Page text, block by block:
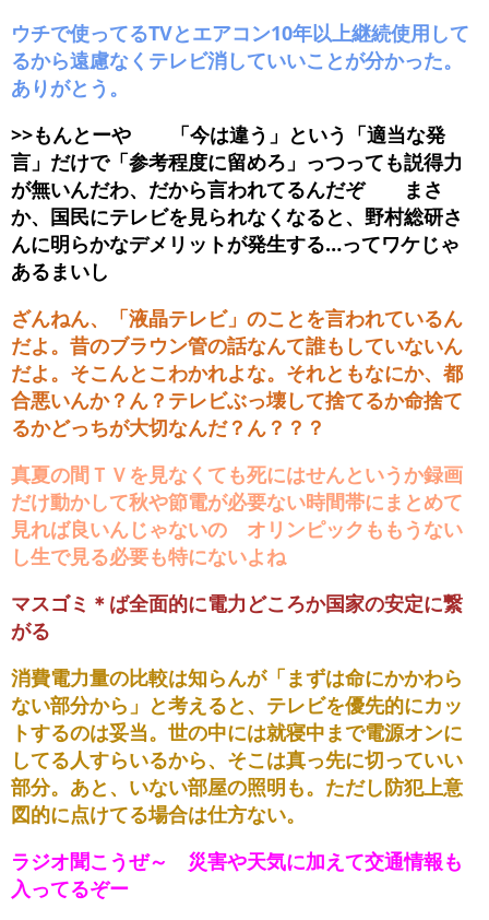
ウチで使ってるTVとエアコン10年以上継続使用して
るから遠慮なくテレビ消していいことが分かった。
ありがとう。
>>もんとーや 「今は違う」という「適当な発
言」だけで「参考程度に留めろ」っつっても説得力
が無いんだわ、だから言われてるんだぞ まさ
か、国民にテレビを見られなくなると、野村総研さ
んに明らかなデメリットが発生する…ってワケじゃ
あるまいし
ざんねん、「液晶テレビ」のことを言われているん
だよ。昔のブラウン管の話なんて誰もしていないん
だよ。そこんとこわかれよな。それともなにか、都
合悪いんか？ん？テレビぶっ壊して捨てるか命捨て
るかどっちが大切なんだ？ん？？？
真夏の間ＴＶを見なくても死にはせんというか録画
だけ動かして秋や節電が必要ない時間帯にまとめて
見れば良いんじゃないの オリンピックももうない
し生で見る必要も特にないよね
マスゴミ＊ば全面的に電力どころか国家の安定に繋
がる
消費電力量の比較は知らんが「まずは命にかかわら
ない部分から」と考えると、テレビを優先的にカッ
トするのは妥当。世の中には就寝中まで電源オンに
してる人すらいるから、そこは真っ先に切っていい
部分。あと、いない部屋の照明も。ただし防犯上意
図的に点けてる場合は仕方ない。
ラジオ聞こうぜ～ 災害や天気に加えて交通情報も
入ってるぞー